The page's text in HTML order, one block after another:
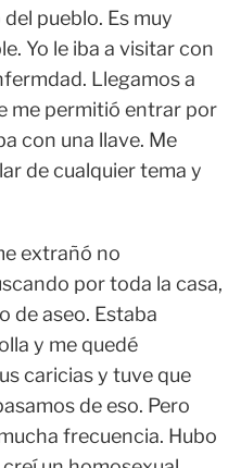
pueblo. Es muy
Yo le iba a visitar con
Llegamos a
me permitió entrar por
con una llave. Me
de cualquier tema y
extrañó no
por toda la casa,
de aseo. Estaba
y me quedé
caricias y tuve que
de eso. Pero
frecuencia. Hubo